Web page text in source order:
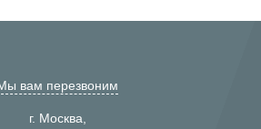
вам перезвоним
г. Москва,